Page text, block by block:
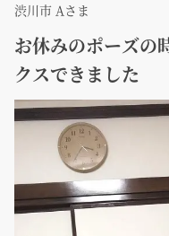
渋川市 Aさま
お休みのポーズの
クスできました